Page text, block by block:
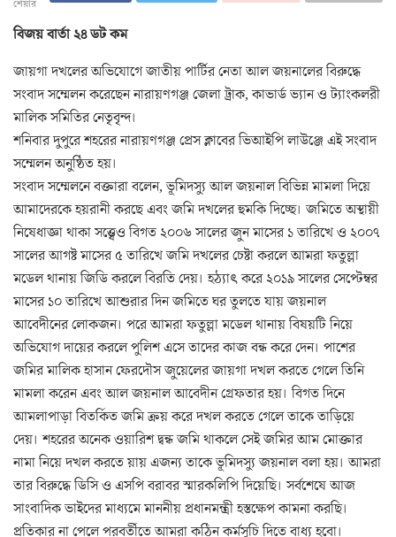
শেয়ার
বিজয় বার্তা ২৪ ডট কম
জায়গা দখলের অভিযোগে জাতীয় পার্টির নেতা আল জয়নালের বিরুদ্ধে
সংবাদ সম্মেলন করেছেন নারায়ণগঞ্জ জেলা ট্রাক, কাভার্ড ভ্যান ও ট্যাংকলরী
মালিক সমিতির নেতৃবৃন্দ।
শনিবার দুপুরে শহরের নারায়ণগঞ্জ প্রেস ক্লাবের ভিআইপি লাউঞ্জে এই সংবাদ
সম্মেলন অনুষ্ঠিত হয়।
সংবাদ সম্মেলনে বক্তারা বলেন, ভূমিদস্যু আল জয়নাল বিভিন্ন মামলা দিয়ে
আমাদেরকে হয়রানী করছে এবং জমি দখলের হুমকি দিচ্ছে। জমিতে অস্থায়ী
নিষেধাজ্ঞা থাকা সত্ত্বেও বিগত ২০০৬ সালের জুন মাসের ১ তারিখে ও ২০০৭
সালের আগষ্ট মাসের ৫ তারিখে জমি দখলের চেষ্টা করলে আমরা ফতুল্লা
মডেল থানায় জিডি করলে বিরতি দেয়। হঠ্যাৎ করে ২০১৯ সালের সেপ্টেম্বর
মাসের ১০ তারিখে আশুরার দিন জমিতে ঘর তুলতে যায় জয়নাল
আবেদীনের লোকজন। পরে আমরা ফতুল্লা মডেল থানায় বিষয়টি নিয়ে
অভিযোগ দায়ের করলে পুলিশ এসে তাদের কাজ বন্ধ করে দেন। পাশের
জমির মালিক হাসান ফেরদৌস জুয়েলের জায়গা দখল করতে গেলে তিনি
মামলা করেন এবং আল জয়নাল আবেদীন গ্রেফতার হয়। বিগত দিনে
আমলাপাড়া বিতর্কিত জমি ক্রয় করে দখল করতে গেলে তাকে তাড়িয়ে
দেয়। শহরের অনেক ওয়ারিশ দ্বন্ধ জমি থাকলে সেই জমির আম মোক্তার
নামা নিয়ে দখল করতে য়ায় এজন্য তাকে ভূমিদস্যু জয়নাল বলা হয়। আমরা
তার বিরুদ্ধে ডিসি ও এসপি বরাবর স্মারকলিপি দিয়েছি। সর্বশেষে আজ
সাংবাদিক ভাইদের মাধ্যমে মাননীয় প্রধানমন্ত্রী হস্তক্ষেপ কামনা করছি।
প্রতিকার না পেলে পরবর্তীতে আমরা কঠিন কর্মসূচি দিতে বাধ্য হবো।